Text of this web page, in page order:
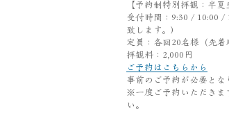
【予約制特別拝観：半夏
受付時間：9:30 / 10:00 /
致します。)
定員：各回20名様（先着
拝観料：2,000円
ご予約はこちらから
事前のご予約が必要とな
※一度ご予約いただきま
い。